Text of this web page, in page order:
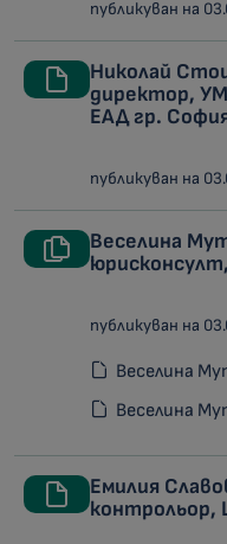
публикуван на
Николай
директор,
ЕАД гр.
публикуван на
Веселина
публикуван на
Веселина
Веселина
Емилия